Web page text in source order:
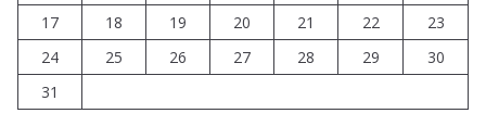
17
18 19 20 21 22
23
24
25 26 27 28 29
30
31